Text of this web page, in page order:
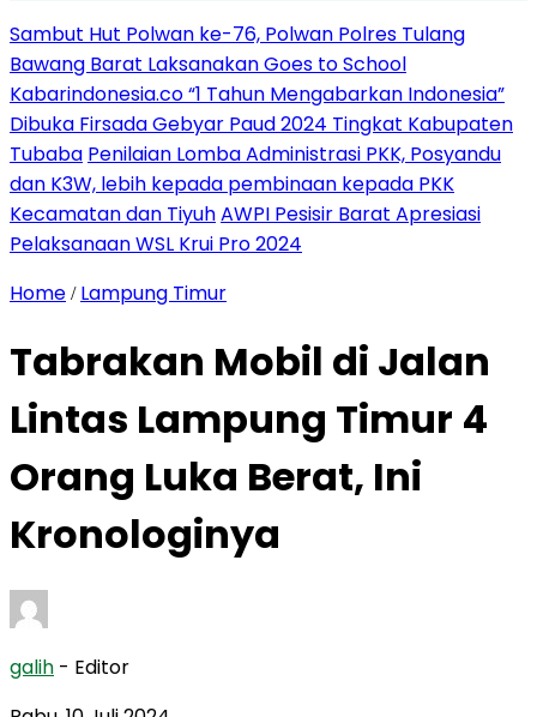
Sambut Hut Polwan ke-76, Polwan Polres Tulang
Bawang Barat Laksanakan Goes to School
Kabarindonesia.co “1 Tahun Mengabarkan Indonesia”
Dibuka Firsada Gebyar Paud 2024 Tingkat Kabupaten
Tubaba Penilaian Lomba Administrasi PKK, Posyandu
dan K3W, lebih kepada pembinaan kepada PKK
Kecamatan dan TiyuhAWPI Pesisir Barat Apresiasi
Pelaksanaan WSL Krui Pro 2024
Home / Lampung Timur
Tabrakan Mobil di Jalan
Lintas Lampung Timur 4
Orang Luka Berat, Ini
Kronologinya
galih - Editor